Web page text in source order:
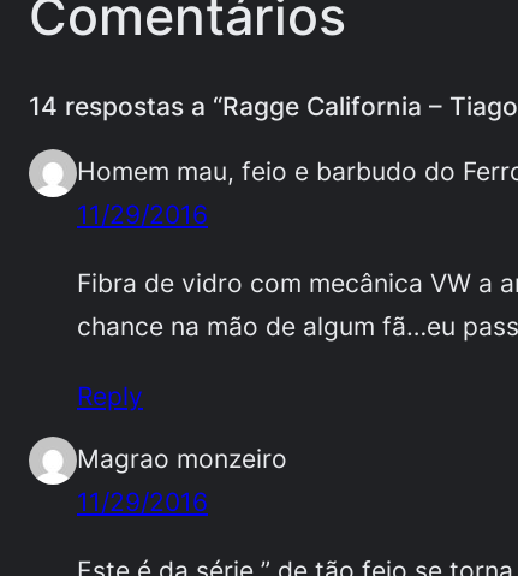
Comentários
14 respostas a “Ragge California –
Homem mau, feio e barbudo do
11/29/2016
Fibra de vidro com mecânica VW a
chance na mão de algum fã…eu
Reply
Magrao monzeiro
11/29/2016